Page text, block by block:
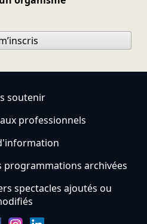
soutenir
professionnels
programmations archivées
spectacles ajoutés ou